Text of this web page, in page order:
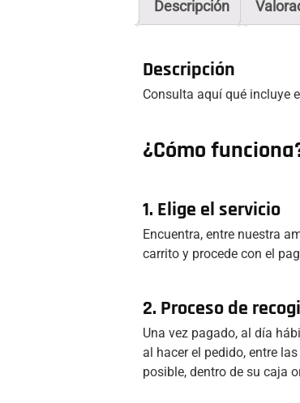
Descripción
Descripción
Consulta aquí qué incluye
¿Cómo
1. Elige el servicio
Encuentra, entre nuestra
carrito y procede con el
2. Proceso de
Una vez pagado, al día
al hacer el pedido, entre
posible, dentro de su caja